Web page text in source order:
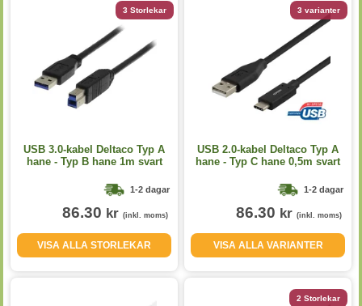
3 Storlekar
USB 3.0-kabel Deltaco Typ A
hane - Typ B hane 1m svart
1-2 dagar
86.30 kr (inkl. moms)
VISA ALLA STORLEKAR
3 varianter
USB 2.0-kabel Deltaco Typ A
hane - Typ C hane 0,5m svart
1-2 dagar
86.30 kr (inkl. moms)
VISA ALLA VARIANTER
2 Storlekar